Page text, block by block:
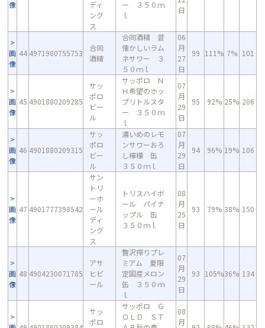
像
ディ
ング
ス
ー ３５０ｍ
ｌ
日
画
像
44 4971980755753
合同
酒精
合同酒精 昔
懐かしいラム
ネサワー ３
５０ｍｌ
06
月
27
日
99 111% 7% 101
画
像
45 4901880209285
サッ
ポロ
ビー
ル
サッポロ Ｎ
Ｈ希望のホッ
プリトルスタ
ー ３５０ｍ
ｌ
07
月
29
日
95 92% 25% 206
画
像
46 4901880209315
サッ
ポロ
ビー
ル
濃いめのレモ
ンサワーおろ
し檸檬 缶
３５０ｍｌ
07
月
29
日
94 96% 19% 106
画
像
47 4901777398542
サン
トリ
ーホ
ール
ディ
ング
ス
トリスハイボ
ール パイナ
ップル 缶
３５０ｍｌ
08
月
25
日
93 79% 38% 150
画
像
48 4904230071785
アサ
ヒビ
ール
贅沢搾りプレ
ミアム 夏限
定国産メロン
缶 ３５０ｍ
ｌ
07
月
29
日
93 105%36% 134
サッ
ポロ
サッポロ Ｇ
ＯＬＤ ＳＴ
08
月